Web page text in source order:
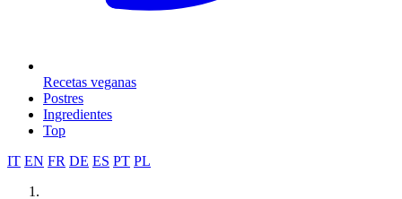
Recetas veganas
Postres
Ingredientes
Top
IT EN FR DE ES PT PL